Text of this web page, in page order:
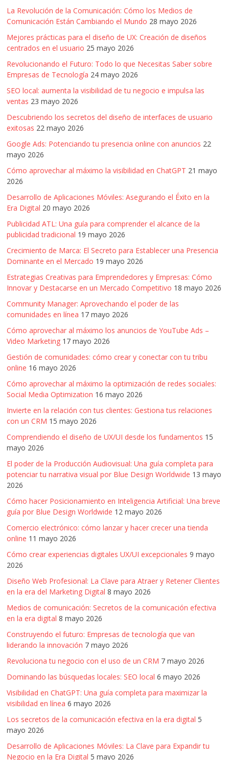
La Revolución de la Comunicación: Cómo los Medios de
Comunicación Están Cambiando el Mundo 28 mayo 2026
Mejores prácticas para el diseño de UX: Creación de diseños
centrados en el usuario 25 mayo 2026
Revolucionando el Futuro: Todo lo que Necesitas Saber sobre
Empresas de Tecnología 24 mayo 2026
SEO local: aumenta la visibilidad de tu negocio e impulsa las
ventas 23 mayo 2026
Descubriendo los secretos del diseño de interfaces de usuario
exitosas 22 mayo 2026
Google Ads: Potenciando tu presencia online con anuncios 22
mayo 2026
Cómo aprovechar al máximo la visibilidad en ChatGPT 21 mayo
2026
Desarrollo de Aplicaciones Móviles: Asegurando el Éxito en la
Era Digital 20 mayo 2026
Publicidad ATL: Una guía para comprender el alcance de la
publicidad tradicional 19 mayo 2026
Crecimiento de Marca: El Secreto para Establecer una Presencia
Dominante en el Mercado 19 mayo 2026
Estrategias Creativas para Emprendedores y Empresas: Cómo
Innovar y Destacarse en un Mercado Competitivo 18 mayo 2026
Community Manager: Aprovechando el poder de las
comunidades en línea 17 mayo 2026
Cómo aprovechar al máximo los anuncios de YouTube Ads –
Video Marketing 17 mayo 2026
Gestión de comunidades: cómo crear y conectar con tu tribu
online 16 mayo 2026
Cómo aprovechar al máximo la optimización de redes sociales:
Social Media Optimization 16 mayo 2026
Invierte en la relación con tus clientes: Gestiona tus relaciones
con un CRM 15 mayo 2026
Comprendiendo el diseño de UX/UI desde los fundamentos 15
mayo 2026
El poder de la Producción Audiovisual: Una guía completa para
potenciar tu narrativa visual por Blue Design Worldwide 13 mayo
2026
Cómo hacer Posicionamiento en Inteligencia Artificial: Una breve
guía por Blue Design Worldwide 12 mayo 2026
Comercio electrónico: cómo lanzar y hacer crecer una tienda
online 11 mayo 2026
Cómo crear experiencias digitales UX/UI excepcionales 9 mayo
2026
Diseño Web Profesional: La Clave para Atraer y Retener Clientes
en la era del Marketing Digital 8 mayo 2026
Medios de comunicación: Secretos de la comunicación efectiva
en la era digital 8 mayo 2026
Construyendo el futuro: Empresas de tecnología que van
liderando la innovación 7 mayo 2026
Revoluciona tu negocio con el uso de un CRM 7 mayo 2026
Dominando las búsquedas locales: SEO local 6 mayo 2026
Visibilidad en ChatGPT: Una guía completa para maximizar la
visibilidad en línea 6 mayo 2026
Los secretos de la comunicación efectiva en la era digital 5
mayo 2026
Desarrollo de Aplicaciones Móviles: La Clave para Expandir tu
Negocio en la Era Digital 5 mayo 2026